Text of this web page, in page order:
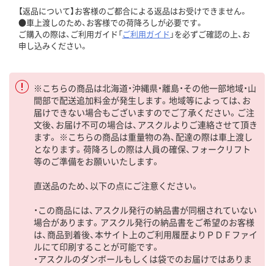
【返品について】お客様のご都合による返品はお受けできません。
●車上渡しのため、お客様での荷降ろしが必要です。
ご購入の際は、ご利用ガイド「ご利用ガイド 」を必ずご確認の上、お
申し込みください。
※こちらの商品は北海道・沖縄県・離島・その他一部地域・山
間部で配送追加料金が発生します。地域等によっては、お
届けできない場合もございますのでご了承ください。ご注
文後、お届け不可の場合は、アスクルよりご連絡させて頂き
ます。 ※こちらの商品は重量物の為、配達の際は車上渡し
となります。荷降ろしの際は人員の確保、フォークリフト
等のご準備をお願いいたします。
直送品のため、以下の点にご注意ください。
・この商品には、アスクル発行の納品書が同梱されていない
場合があります。アスクル発行の納品書をご希望のお客様
は、商品到着後、本サイト上のご利用履歴よりＰＤＦファイ
ルにて印刷することが可能です。
・アスクルのダンボールもしくは袋でのお届けではありま